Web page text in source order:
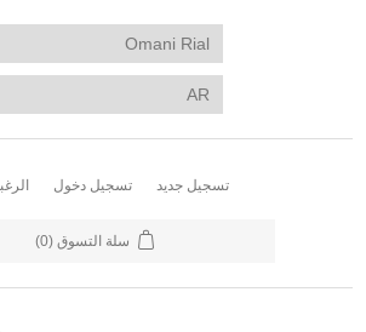
تسجيل جديد تسجيل دخول
سلة التسوق (0)